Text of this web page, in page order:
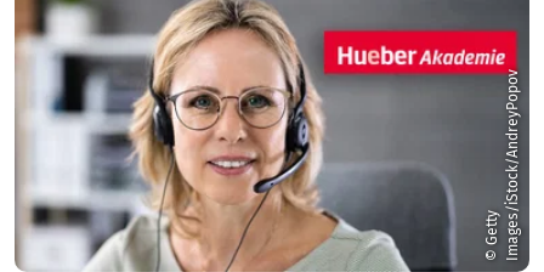
©
G
e
t
t
y
I
m
a
g
e
s
/
i
S
t
o
c
k
/
A
n
d
r
e
y
P
o
p
ov